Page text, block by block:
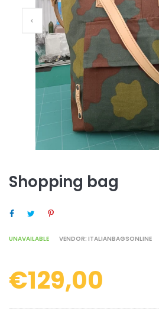
PREVIOUS SLIDE
Shopping bag
SHARE ON FACEBOOK
TWEET ON TWITTER
UNAVAILABLE VENDOR: ITALIANBAGSONLINE
Regular
€129,00